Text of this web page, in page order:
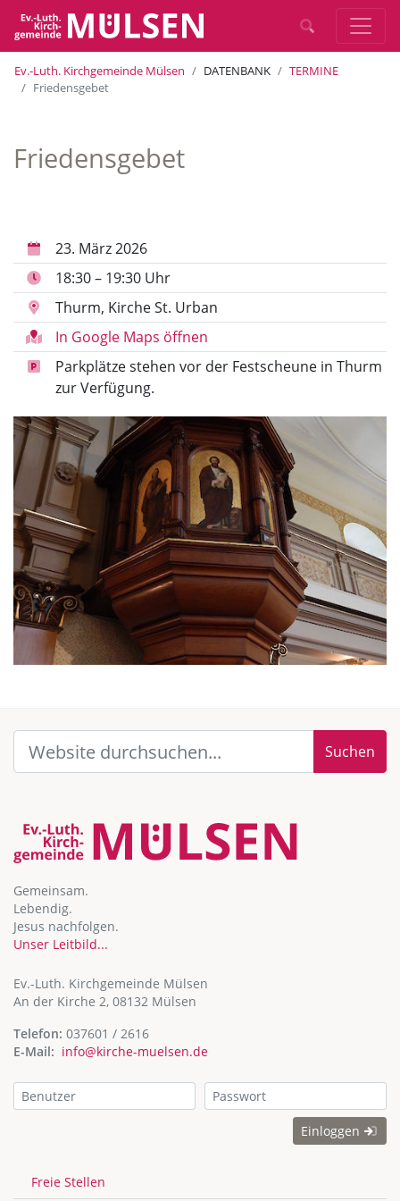
Ev.-Luth. Kirchgemeinde Mülsen DATENBANK
TERMINE
Friedensgebet
Friedensgebet
23. März 2026
18:30 – 19:30 Uhr
Thurm, Kirche St. Urban
In Google Maps öffnen
Parkplätze stehen vor der Festscheune in Thurm
zur Verfügung.
Suchen
Gemeinsam.
Lebendig.
Jesus nachfolgen.
Unser Leitbild...
Ev.-Luth. Kirchgemeinde Mülsen
An der Kirche 2, 08132 Mülsen
Telefon: 037601 / 2616
E-Mail: info@kirche-muelsen.de
Einloggen
Freie Stellen